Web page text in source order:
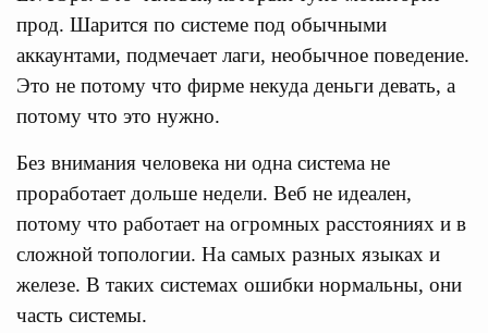
прод. Шарится по системе под обычными
аккаунтами, подмечает лаги, необычное поведение.
Это не потому что фирме некуда деньги девать, а
потому что это нужно.
Без внимания человека ни одна система не
проработает дольше недели. Веб не идеален,
потому что работает на огромных расстояниях и в
сложной топологии. На самых разных языках и
железе. В таких системах ошибки нормальны, они
часть системы.